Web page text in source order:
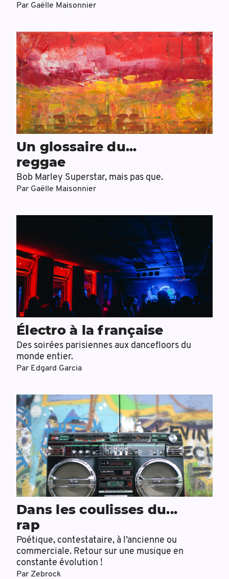
Par Gaëlle Maisonnier
Un glossaire du...
reggae
Bob Marley Superstar, mais pas que.
Par Gaëlle Maisonnier
Électro à la française
Des soirées parisiennes aux dancefloors du
monde entier.
Par Edgard Garcia
Dans les coulisses du...
rap
Poétique, contestataire, à l’ancienne ou
commerciale. Retour sur une musique en
constante évolution !
Par Zebrock